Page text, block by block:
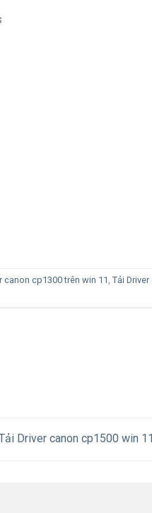
canon cp1300 trên win 11, Tải
Driver canon cp1500 win